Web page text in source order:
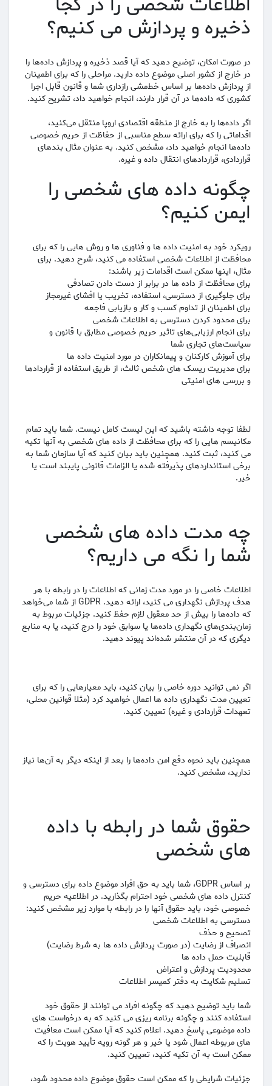
ذخیره و پردازش می کنیم؟
در صورت امکان، توضیح دهید که آیا قصد ذخیره و پردازش داده‌ها را
در خارج از کشور اصلی موضوع داده دارید. مراحلی را که برای اطمینان
از پردازش داده‌ها بر اساس خط‌مشی رازداری شما و قانون قابل اجرا
کشوری که داده‌ها در آن قرار دارند، انجام خواهید داد، تشریح کنید.
اگر داده‌ها را به خارج از منطقه اقتصادی اروپا منتقل می‌کنید،
اقداماتی را که برای ارائه سطح مناسبی از حفاظت از حریم خصوصی
داده‌ها انجام خواهید داد، مشخص کنید. به عنوان مثال بندهای
قراردادی، قراردادهای انتقال داده و غیره.
چگونه داده های شخصی را
ایمن کنیم؟
رویکرد خود به امنیت داده ها و فناوری ها و روش هایی را که برای
محافظت از اطلاعات شخصی استفاده می کنید، شرح دهید. برای
مثال، اینها ممکن است اقدامات زیر باشند:
برای محافظت از داده ها در برابر از دست دادن تصادفی
برای جلوگیری از دسترسی، استفاده، تخریب یا افشای غیرمجاز
برای اطمینان از تداوم کسب و کار و بازیابی فاجعه
برای محدود کردن دسترسی به اطلاعات شخصی
برای انجام ارزیابی‌های تاثیر حریم خصوصی مطابق با قانون و
سیاست‌های تجاری شما
برای آموزش کارکنان و پیمانکاران در مورد امنیت داده ها
برای مدیریت ریسک های شخص ثالث، از طریق استفاده از قراردادها
و بررسی های امنیتی
لطفا توجه داشته باشید که این لیست کامل نیست. شما باید تمام
مکانیسم هایی را که برای محافظت از داده های شخصی به آنها تکیه
می کنید، ثبت کنید. همچنین باید بیان کنید که آیا سازمان شما به
برخی استانداردهای پذیرفته شده یا الزامات قانونی پایبند است یا
خیر.
چه مدت داده های شخصی
شما را نگه می داریم؟
اطلاعات خاصی را در مورد مدت زمانی که اطلاعات را در رابطه با هر
هدف پردازش نگهداری می کنید، ارائه دهید. GDPR از شما می‌خواهد
که داده‌ها را بیش از حد معقول لازم حفظ کنید. جزئیات مربوط به
زمان‌بندی‌های نگهداری داده‌ها یا سوابق خود را درج کنید، یا به منابع
دیگری که در آن منتشر شده‌اند پیوند دهید.
اگر نمی توانید دوره خاصی را بیان کنید، باید معیارهایی را که برای
تعیین مدت نگهداری داده ها اعمال خواهید کرد (مثلا قوانین محلی،
تعهدات قراردادی و غیره) تعیین کنید.
همچنین باید نحوه دفع امن داده‌ها را بعد از اینکه دیگر به آن‌ها نیاز
ندارید، مشخص کنید.
حقوق شما در رابطه با داده
های شخصی
بر اساس GDPR، شما باید به حق افراد موضوع داده برای دسترسی و
کنترل داده های شخصی خود احترام بگذارید. در اطلاعیه حریم
خصوصی خود، باید حقوق آنها را در رابطه با موارد زیر مشخص کنید:
دسترسی به اطلاعات شخصی
تصحیح و حذف
انصراف از رضایت (در صورت پردازش داده ها به شرط رضایت)
قابلیت حمل داده ها
محدودیت پردازش و اعتراض
تسلیم شکایت به دفتر کمیسر اطلاعات
شما باید توضیح دهید که چگونه افراد می توانند از حقوق خود
استفاده کنند و چگونه برنامه ریزی می کنید که به درخواست های
داده موضوعی پاسخ دهید. اعلام کنید که آیا ممکن است معافیت
های مربوطه اعمال شود یا خیر و هر گونه رویه تأیید هویت را که
ممکن است به آن تکیه کنید، تعیین کنید.
جزئیات شرایطی را که ممکن است حقوق موضوع داده محدود شود،